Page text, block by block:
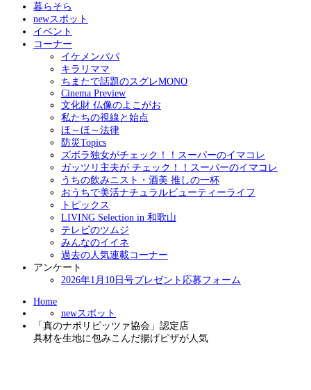
暮らそら
newスポット
イベント
コーナー
イケメンパパ
キラリママ
ちまたで話題のスグレMONO
Cinema Preview
文化財 仏像のよこがお
私たちの視線と始点
ほ～ほ～法律
防災Topics
ズボラ独女がチェック！！スーパーのイマコレ
ガッツリ主夫が チェック！！スーパーのイマコレ
うちの飲みニスト・酒美 推しの一杯
おうちで美活ナチュラルビューティーライフ
トピックス
LIVING Selection in 和歌山
テレビのツムジ
みんなのイイネ
過去の人気連載コーナー
アンケート
2026年1月10日号プレゼント応募フォーム
Home
newスポット
「真のナポリピッツァ協会」認定店
具材を生地に包みこんだ揚げピザが人気